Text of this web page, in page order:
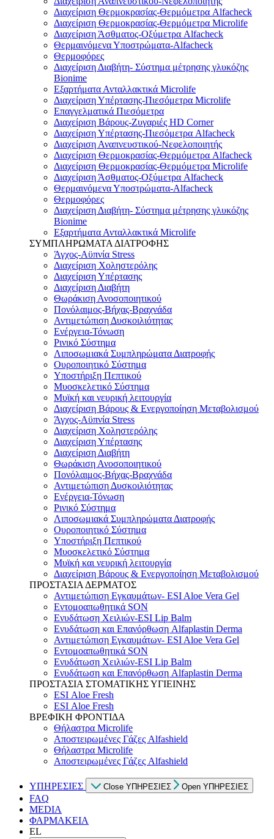
Διαχείριση Θερμοκρασίας-Θερμόμετρα Alfacheck
Διαχείριση Θερμοκρασίας-Θερμόμετρα Microlife
Διαχείριση Άσθματος-Οξύμετρα Alfacheck
Θερμαινόμενα Υποστρώματα-Alfacheck
Θερμοφόρες
Διαχείριση Διαβήτη- Σύστημα μέτρησης γλυκόζης
Bionime
Εξαρτήματα Ανταλλακτικά Microlife
Διαχείριση Υπέρτασης-Πιεσόμετρα Microlife
Επαγγελματικά Πιεσόμετρα
Διαχείριση Βάρους-Ζυγαριές HD Corner
Διαχείριση Υπέρτασης-Πιεσόμετρα Alfacheck
Διαχείριση Αναπνευστικού-Νεφελοποιητής
Διαχείριση Θερμοκρασίας-Θερμόμετρα Alfacheck
Διαχείριση Θερμοκρασίας-Θερμόμετρα Microlife
Διαχείριση Άσθματος-Οξύμετρα Alfacheck
Θερμαινόμενα Υποστρώματα-Alfacheck
Θερμοφόρες
Διαχείριση Διαβήτη- Σύστημα μέτρησης γλυκόζης
Bionime
Εξαρτήματα Ανταλλακτικά Microlife
ΣΥΜΠΛΗΡΩΜΑΤΑ ΔΙΑΤΡΟΦΗΣ
Άγχος-Αϋπνία Stress
Διαχείριση Χοληστερόλης
Διαχείριση Υπέρτασης
Διαχείριση Διαβήτη
Θωράκιση Ανοσοποιητικού
Πονόλαιμος-Βήχας-Βραχνάδα
Αντιμετώπιση Δυσκοιλιότητας
Eνέργεια-Τόνωση
Ρινικό Σύστημα
Λιποσωμιακά Συμπληρώματα Διατροφής
Ουροποιητικό Σύστημα
Υποστήριξη Πεπτικού
Μυοσκελετικό Σύστημα
Μυϊκή και νευρική λειτουργία
Διαχείριση Βάρους & Ενεργοποίηση Μεταβολισμού
Άγχος-Αϋπνία Stress
Διαχείριση Χοληστερόλης
Διαχείριση Υπέρτασης
Διαχείριση Διαβήτη
Θωράκιση Ανοσοποιητικού
Πονόλαιμος-Βήχας-Βραχνάδα
Αντιμετώπιση Δυσκοιλιότητας
Eνέργεια-Τόνωση
Ρινικό Σύστημα
Λιποσωμιακά Συμπληρώματα Διατροφής
Ουροποιητικό Σύστημα
Υποστήριξη Πεπτικού
Μυοσκελετικό Σύστημα
Μυϊκή και νευρική λειτουργία
Διαχείριση Βάρους & Ενεργοποίηση Μεταβολισμού
ΠΡΟΣΤΑΣΙΑ ΔΕΡΜΑΤΟΣ
Αντιμετώπιση Εγκαυμάτων- ESI Aloe Vera Gel
Εντομοαπωθητικά SON
Ενυδάτωση Χειλιών-ESI Lip Balm
Ενυδάτωση και Επανόρθωση Alfaplastin Derma
Αντιμετώπιση Εγκαυμάτων- ESI Aloe Vera Gel
Εντομοαπωθητικά SON
Ενυδάτωση Χειλιών-ESI Lip Balm
Ενυδάτωση και Επανόρθωση Alfaplastin Derma
ΠΡΟΣΤΑΣΙΑ ΣΤΟΜΑΤΙΚΗΣ ΥΓΙΕΙΝΗΣ
ESI Αloe Fresh
ESI Αloe Fresh
ΒΡΕΦΙΚΗ ΦΡΟΝΤΙΔΑ
Θήλαστρα Microlife
Αποστειρωμένες Γάζες Alfashield
Θήλαστρα Microlife
Αποστειρωμένες Γάζες Alfashield
ΥΠΗΡΕΣΙΕΣ Close ΥΠΗΡΕΣΙΕΣ Open ΥΠΗΡΕΣΙΕΣ
FAQ
MEDIA
ΦΑΡΜΑΚΕΙΑ
EL